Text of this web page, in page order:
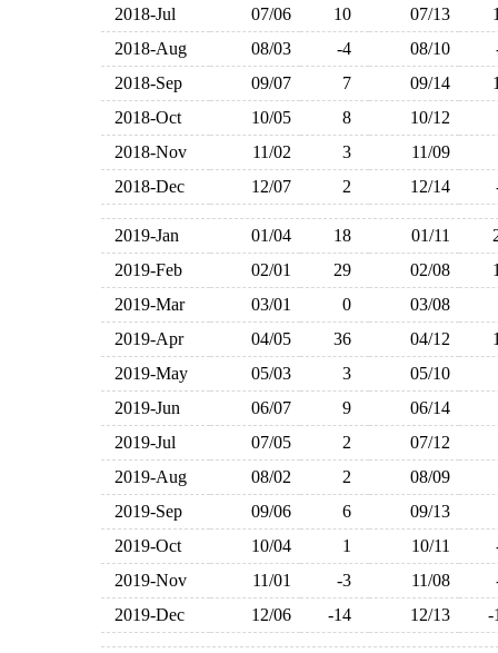
2018-Jul 07/06 10 07/13
2018-Aug
08/03 -4 08/10
2018-Sep
09/07 7 09/14
2018-Oct
10/05 8
10/12
2018-Nov
11/02 3
11/09
2018-Dec
12/07 2 12/14
2019-Jan 01/04 18 01/11
2019-Feb
02/01 29 02/08
2019-Mar
03/01 0
03/08
2019-Apr
04/05 36 04/12
2019-May
05/03 3
05/10
2019-Jun
06/07 9
06/14
2019-Jul
07/05 2
07/12
2019-Aug
08/02 2
08/09
2019-Sep
09/06 6
09/13
2019-Oct
10/04 1 10/11
2019-Nov
11/01 -3 11/08
2019-Dec
12/06 -14 12/13